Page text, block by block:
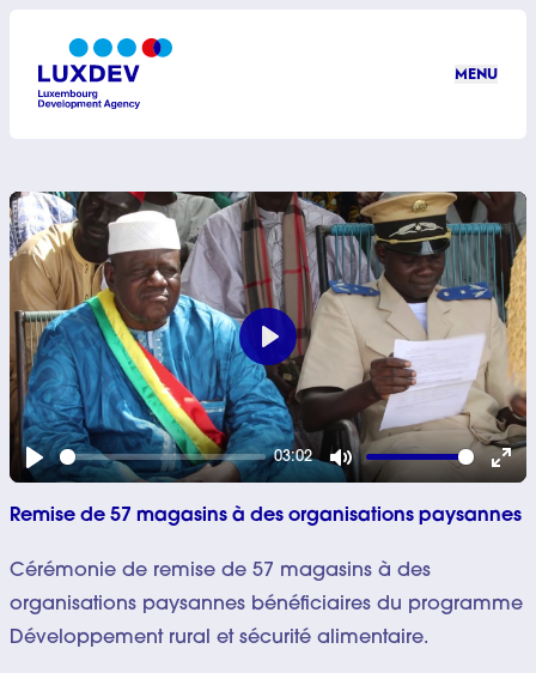
MENU
Play
03:02
Mute
Play
Remise de 57 magasins à des organisations paysannes
Cérémonie de remise de 57 magasins à des
organisations paysannes bénéficiaires du programme
Développement rural et sécurité alimentaire.